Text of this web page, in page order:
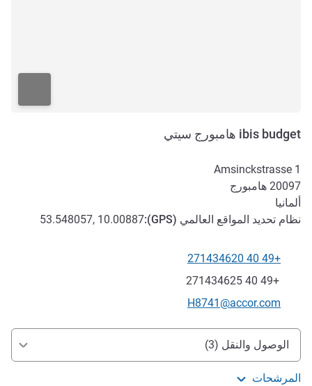
ibis budget هامبورج سيتي
Amsinckstrasse 1
20097 هامبورج
ألمانيا
نظام تحديد المواقع العالمي (GPS
):
53.548057, 10.00887
الهاتف
+49 40 271434620
فاكس
+49 40 271434625
تواصل معنا عبر البريد الإلكتروني
H8741@accor.com
الوصول والتنقل
الوصول والنقل (3)
المرشحات